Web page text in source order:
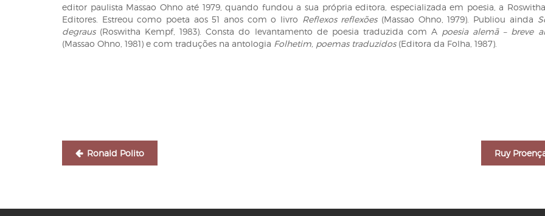
editor paulista Massao Ohno até 1979, quando fundou a sua própria editora, especializada em poesia, a
Editores. Estreou como poeta aos 51 anos com o livro Reflexos reflexões(Massao Ohno, 1979). Publiou ainda
degraus(Roswitha Kempf, 1983). Consta do levantamento de poesia traduzida com A poesia alemã – breve
(Massao Ohno, 1981) e com traduções na antologia Folhetim, poemas traduzidos(Editora da Folha, 1987).
Ronald Polito Ruy